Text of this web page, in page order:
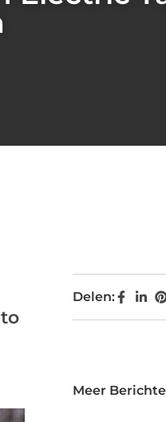
Delen:
Meer